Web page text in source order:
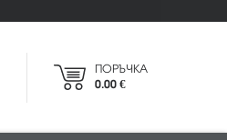
ПОРЪЧКА
0.00 €